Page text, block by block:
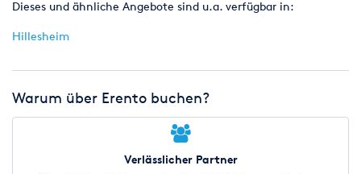
Dieses und ähnliche Angebote sind u.a. verfügbar in:
Hillesheim
Warum über Erento buchen?
Verlässlicher Partner